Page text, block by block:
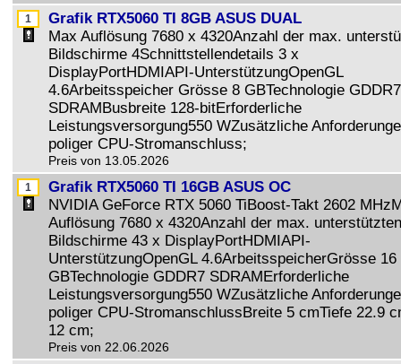
Grafik RTX5060 TI 8GB ASUS DUAL
Max Auflösung 7680 x 4320Anzahl der max.
Bildschirme 4Schnittstellendetails 3 x
DisplayPortHDMIAPI-UnterstützungOpenGL
4.6Arbeitsspeicher Grösse 8 GBTechnologie GDDR7
SDRAMBusbreite 128-bitErforderliche
Leistungsversorgung550 WZusätzliche
poliger CPU-Stromanschluss;
Preis von 13.05.2026
Grafik RTX5060 TI 16GB ASUS OC
NVIDIA GeForce RTX 5060 TiBoost-Takt 2602
Auflösung 7680 x 4320Anzahl der max. unterstützten
Bildschirme 43 x DisplayPortHDMIAPI-
UnterstützungOpenGL 4.6ArbeitsspeicherGrösse 16
GBTechnologie GDDR7 SDRAMErforderliche
Leistungsversorgung550 WZusätzliche
poliger CPU-StromanschlussBreite 5 cmTiefe 22.9
12 cm;
Preis von 22.06.2026